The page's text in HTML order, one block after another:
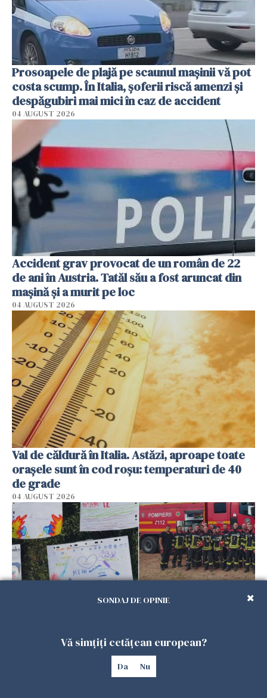
Prosoapele de plajă pe scaunul mașinii vă pot
costa scump. În Italia, șoferii riscă amenzi și
despăgubiri mai mici în caz de accident
04 AUGUST 2026
Accident grav provocat de un român de 22
de ani în Austria. Tatăl său a fost aruncat din
mașină și a murit pe loc
04 AUGUST 2026
Val de căldură în Italia. Astăzi, aproape toate
orașele sunt în cod roșu: temperaturi de 40
de grade
04 AUGUST 2026
„Merci les héros!” Copiii francezi au mulțumit
pompierilor români care au ajutat la
stingerea incendiilor din sudul țării - FOTO
SONDAJ DE OPINIE
Vă simțiți cetățean european?
Da Nu